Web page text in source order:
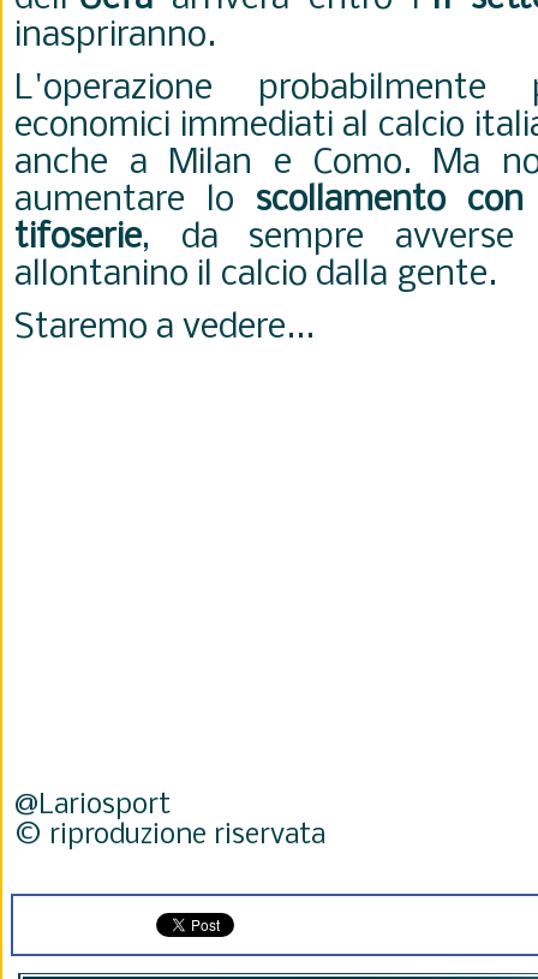
inaspriranno.
L'operazione probabilmente
economici immediati al calcio
anche a Milan e Como. Ma
aumentare lo scollamento
tifoserie, da sempre avverse
allontanino il calcio dalla gente.
Staremo a vedere...
@Lariosport
© riproduzione riservata